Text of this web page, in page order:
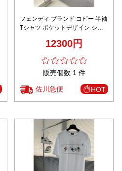
フェンディ ブランド コピー 半袖
Tシャツ ポケットデザイン シン
12300円
販売個数 1 件
佐川急便 HOT